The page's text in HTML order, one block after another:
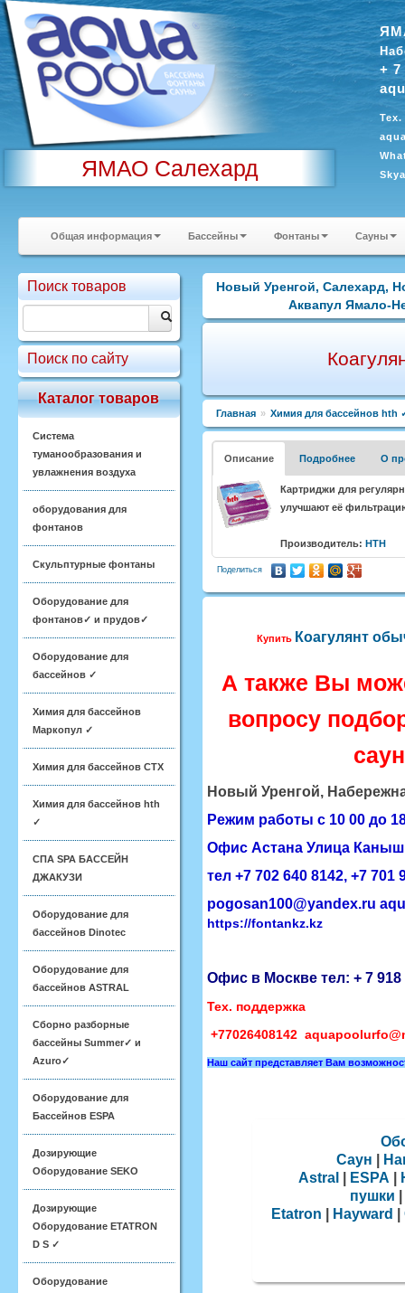
ЯМАО Салехард
+ 7
Тех.
Общая информация Бассейны Фонтаны Сауны
Поиск товаров
Поиск по сайту
Каталог товаров
Система
туманообразования и
увлажнения воздуха
оборудования для
фонтанов
Скульптурные фонтаны
Оборудование для
фонтанов✓ и прудов✓
Оборудование для
бассейнов ✓
Химия для бассейнов
Маркопул ✓
Химия для бассейнов CTX
Химия для бассейнов hth
✓
СПА SPA БАССЕЙН
ДЖАКУЗИ
Оборудование для
бассейнов Dinotec
Оборудование для
бассейнов ASTRAL
Сборно разборные
бассейны Summer✓ и
Azuro✓
Оборудование для
Бассейнов ESPA
Дозирующие
Оборудование SEKO
Дозирующие
Оборудование ETATRON
D S ✓
Оборудование
Новый Уренгой, Салехард,
Аквапул Ямало-
Главная » Химия для бассейнов hth
Описание Подробнее О
Картриджи для
улучшают её
Производитель: HTH
Поделиться
Купить Коагулянт
А также Вы
вопросу
саун
Новый Уренгой,
Режим работы с 10 00 до
ОфисАстана​Улица Каныш
тел +7 702 640 8142, ​+7 701
pogosan100@yandex.ru
https://fontankz.kz
Офис в Москве тел:+ 7
Тех. поддержка
+77026408142
Наш сайт представляет Вам
Саун
Astral
ESPA
пушки
Etatron
Hayward